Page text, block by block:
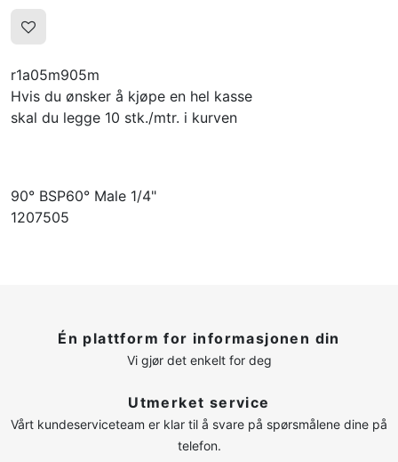
r1a05m905m
Hvis du ønsker å kjøpe en hel kasse
skal du legge 10 stk./mtr. i kurven
90° BSP60° Male 1/4"
1207505
Én plattform for informasjonen din
Vi gjør det enkelt for deg
Utmerket service
Vårt kundeserviceteam er klar til å svare på spørsmålene dine på
telefon.